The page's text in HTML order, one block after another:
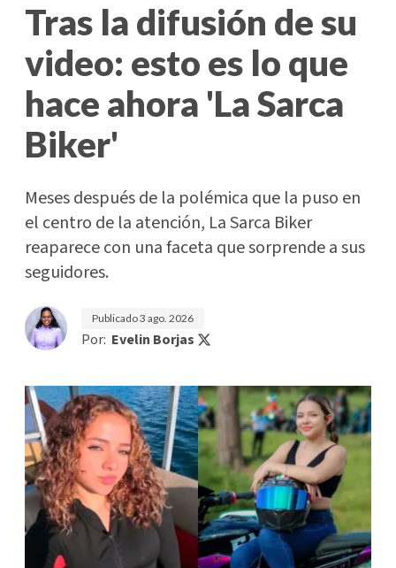
Tras la difusión de su
video: esto es lo que
hace ahora 'La Sarca
Biker'
Meses después de la polémica que la puso en
el centro de la atención, La Sarca Biker
reaparece con una faceta que sorprende a sus
seguidores.
Publicado3 ago. 2026
Por: Evelin Borjas